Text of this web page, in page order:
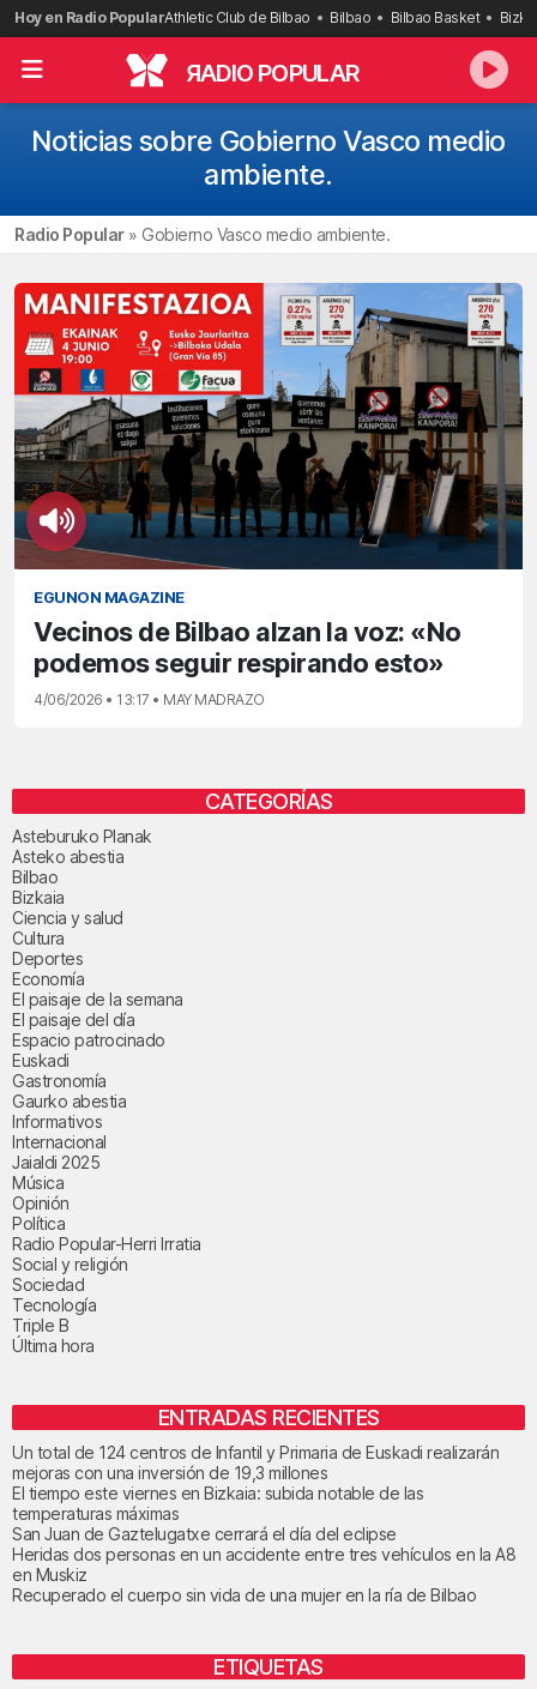
Saltar
al
contenido
Hoy en Radio PopularAthletic Club de Bilbao Bilbao Bilbao Basket
RADIO POPULAR
Noticias sobre Gobierno Vasco medio
ambiente.
Radio Popular» Gobierno Vasco medio ambiente.
EGUNON MAGAZINE
Vecinos de Bilbao alzan la voz: «No
podemos seguir respirando esto»
4/06/2026 • 13:17 • MAY MADRAZO
CATEGORÍAS
Asteburuko Planak
Asteko abestia
Bilbao
Bizkaia
Ciencia y salud
Cultura
Deportes
Economía
El paisaje de la semana
El paisaje del día
Espacio patrocinado
Euskadi
Gastronomía
Gaurko abestia
Informativos
Internacional
Jaialdi 2025
Música
Opinión
Política
Radio Popular-Herri Irratia
Social y religión
Sociedad
Tecnología
Triple B
Última hora
ENTRADAS RECIENTES
Un total de 124 centros de Infantil y Primaria de Euskadi realizarán
mejoras con una inversión de 19,3 millones
El tiempo este viernes en Bizkaia: subida notable de las
temperaturas máximas
San Juan de Gaztelugatxe cerrará el día del eclipse
Heridas dos personas en un accidente entre tres vehículos en la A8
en Muskiz
Recuperado el cuerpo sin vida de una mujer en la ría de Bilbao
ETIQUETAS